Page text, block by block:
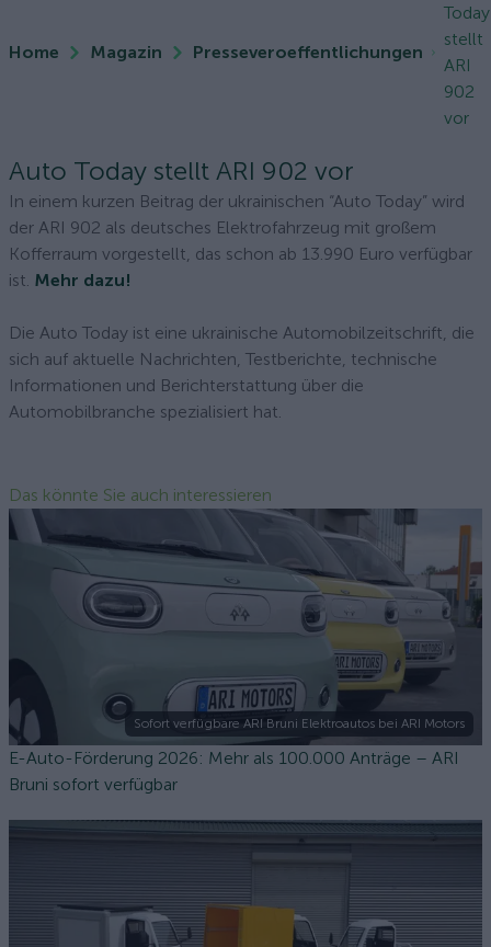
Home Magazin Presseveroeffentlichungen
Today
stellt
ARI
902
vor
Auto Today stellt ARI 902 vor
In einem kurzen Beitrag der ukrainischen “Auto Today” wird
der ARI 902 als deutsches Elektrofahrzeug mit großem
Kofferraum vorgestellt, das schon ab 13.990 Euro verfügbar
ist. Mehr dazu!
Die Auto Today ist eine ukrainische Automobilzeitschrift, die
sich auf aktuelle Nachrichten, Testberichte, technische
Informationen und Berichterstattung über die
Automobilbranche spezialisiert hat.
Das könnte Sie auch interessieren
Sofort verfügbare ARI Bruni Elektroautos bei ARI Motors
E-Auto-Förderung 2026: Mehr als 100.000 Anträge – ARI
Bruni sofort verfügbar